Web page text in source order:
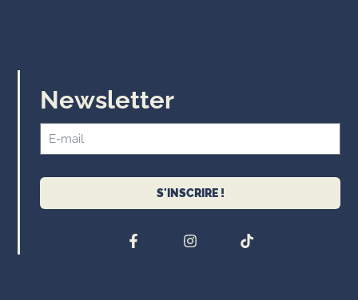
Newsletter
S'INSCRIRE !